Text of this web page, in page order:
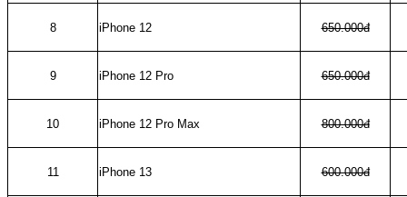
8 iPhone 12 650.000đ
9 iPhone 12 Pro 650.000đ
10 iPhone 12 Pro Max 800.000đ
11 iPhone 13 600.000đ